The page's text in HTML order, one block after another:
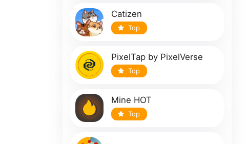
Catizen
Top
PixelTap by PixelVerse
Top
Mine HOT
Top